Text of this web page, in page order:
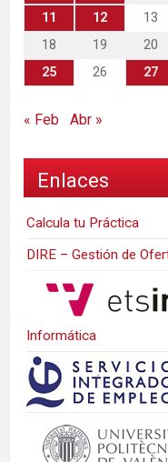
11
12 13
18
19 20
25
26 27
« Feb Abr »
Enlaces
Calcula tu Práctica
DIRE – Gestión de
Informática